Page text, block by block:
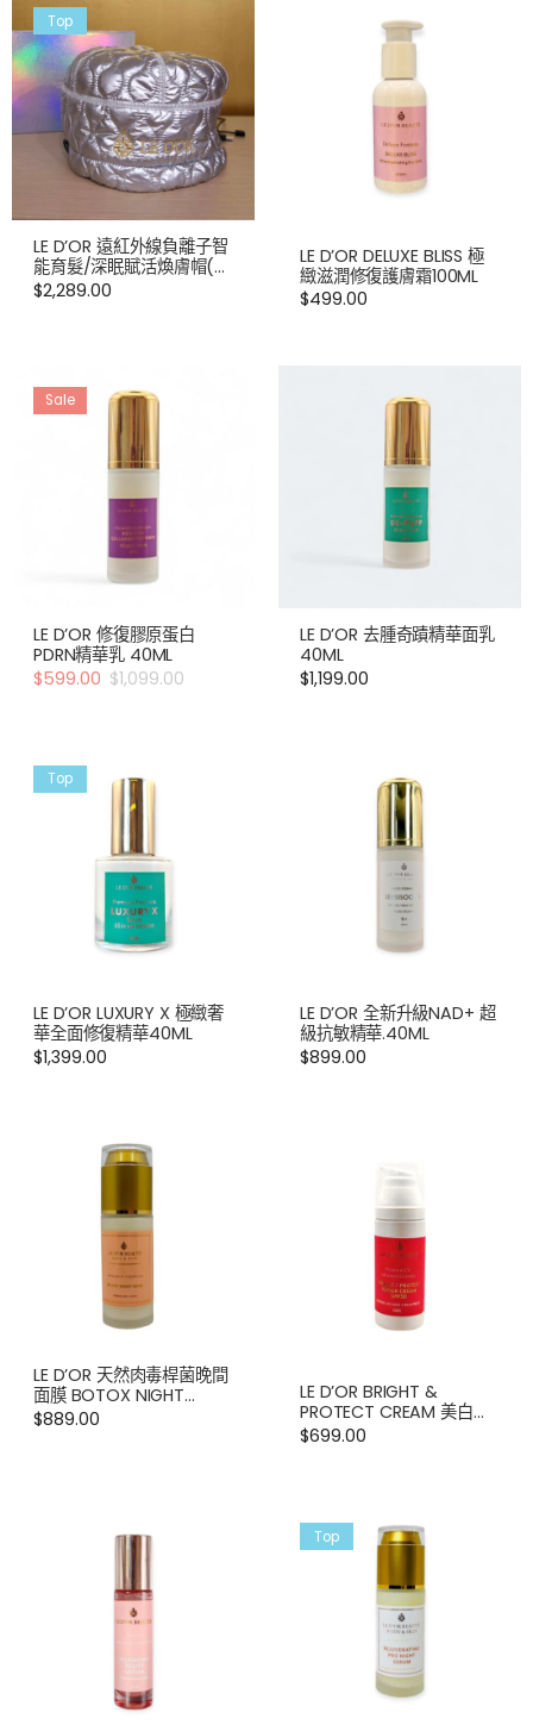
Top
LE D’OR 遠紅外線負離子智
能育髮/深眠賦活煥膚帽(送
睡自眠面膜100ML,價值
$1099)
$2,289.00
LE D’OR DELUXE BLISS 極
緻滋潤修復護膚霜100ML
$499.00
Sale
LE D’OR 修復膠原蛋白
PDRN精華乳 40ML
$1,099.00
$599.00
LE D’OR 去腫奇蹟精華面乳
40ML
$1,199.00
Top
LE D’OR LUXURY X 極緻奢
華全面修復精華40ML
$1,399.00
LE D’OR 全新升級NAD+ 超
級抗敏精華.40ML
$899.00
LE D’OR 天然肉毒桿菌晚間
面膜 BOTOX NIGHT
MASK 60ML
$889.00
LE D’OR BRIGHT &
PROTECT CREAM 美白修
護防曬霜 SPF50
$699.00
Top